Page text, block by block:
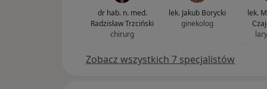
dr hab. n. med.
Radzisław Trzciński
chirurg
lek. Jakub Borycki
ginekolog
lek.
Zobacz wszystkich 7 specjalistów